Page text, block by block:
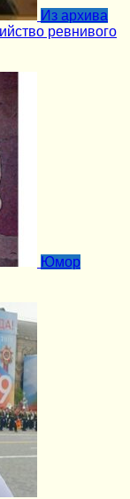
Из архива
ревнивого
Юмор